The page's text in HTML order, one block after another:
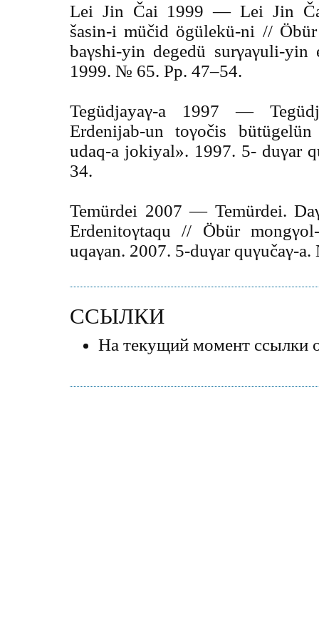
Lei Jin Čai 1999 — Lei Jin
šasin-i müčid ögülekü-ni //
baγshi-yin degedü surγaγuli-yin
1999. № 65. Pp. 47–54.
Tegüdjayaγ-a 1997 —
Erdenijab-un toγočis
udaq-a jokiyal». 1997. 5- duγar
34.
Temürdei 2007 — Temürdei.
Erdenitoγtaqu // Öbür
uqaγan. 2007. 5-duγar quγučaγ-
ССЫЛКИ
На текущий момент ссылки